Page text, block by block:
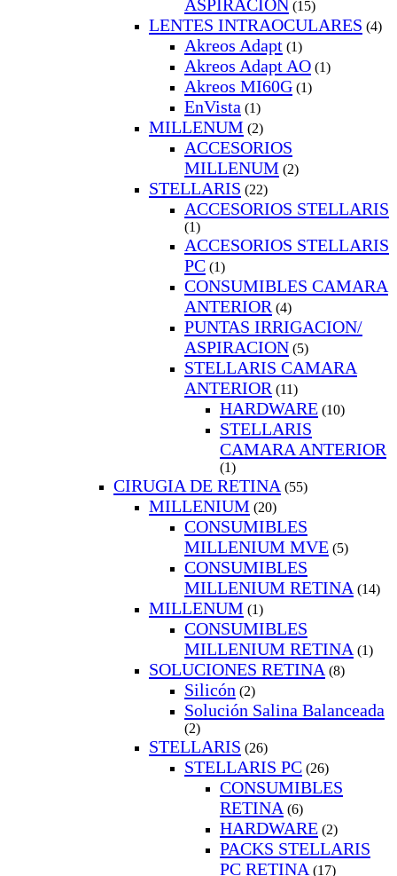
ASPIRACION (15)
LENTES INTRAOCULARES (4)
Akreos Adapt (1)
Akreos Adapt AO (1)
Akreos MI60G (1)
EnVista (1)
MILLENUM (2)
ACCESORIOS
MILLENUM (2)
STELLARIS (22)
ACCESORIOS STELLARIS
(1)
ACCESORIOS STELLARIS
PC (1)
CONSUMIBLES CAMARA
ANTERIOR (4)
PUNTAS IRRIGACION/
ASPIRACION (5)
STELLARIS CAMARA
ANTERIOR (11)
HARDWARE (10)
STELLARIS
CAMARA ANTERIOR
(1)
CIRUGIA DE RETINA (55)
MILLENIUM (20)
CONSUMIBLES
MILLENIUM MVE (5)
CONSUMIBLES
MILLENIUM RETINA (14)
MILLENUM (1)
CONSUMIBLES
MILLENIUM RETINA (1)
SOLUCIONES RETINA (8)
Silicón (2)
Solución Salina Balanceada
(2)
STELLARIS (26)
STELLARIS PC (26)
CONSUMIBLES
RETINA (6)
HARDWARE (2)
PACKS STELLARIS
PC RETINA (17)